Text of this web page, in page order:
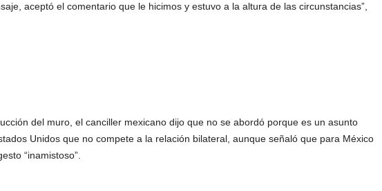
aceptó el comentario que le hicimos y estuvo a la altura de las circunstancias”,
del muro, el canciller mexicano dijo que no se abordó porque es un asunto
Unidos que no compete a la relación bilateral, aunque señaló que para México
“inamistoso”.